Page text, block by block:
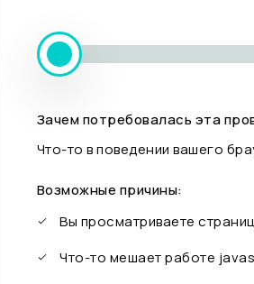
Зачем потребовалась эта
Что-то в поведении вашего
Возможные причины:
Вы просматриваете
Что-то мешает работе